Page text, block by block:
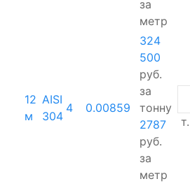
за
метр
12
м
AISI
304
4 0.00859
324
500
руб.
за
тонну
2787
руб.
за
метр
т.